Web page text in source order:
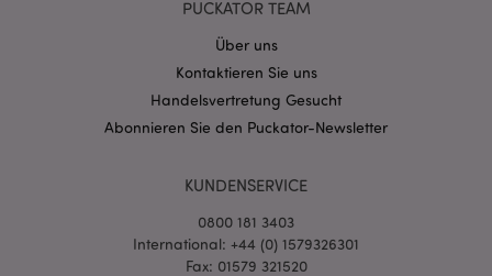
PUCKATOR TEAM
Über uns
Kontaktieren Sie uns
Handelsvertretung Gesucht
Abonnieren Sie den Puckator-Newsletter
KUNDENSERVICE
0800 181 3403
International: +44 (0) 1579326301
Fax: 01579 321520
mage-cache-sessid
www.puckator.de